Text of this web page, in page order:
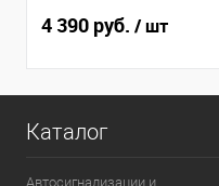
4 390 руб. / шт
Каталог
Автосигнализации и